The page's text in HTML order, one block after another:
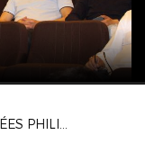
10 ANS DES TROPHÉES PHILIPPE SÉGUIN